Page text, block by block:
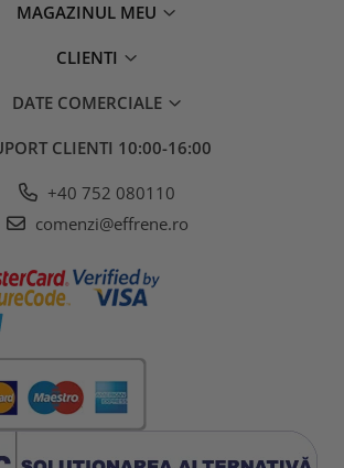
MAGAZINUL MEU
CLIENTI
DATE COMERCIALE
CLIENTI 10:00-16:00
+40 752 080110
comenzi@effrene.ro